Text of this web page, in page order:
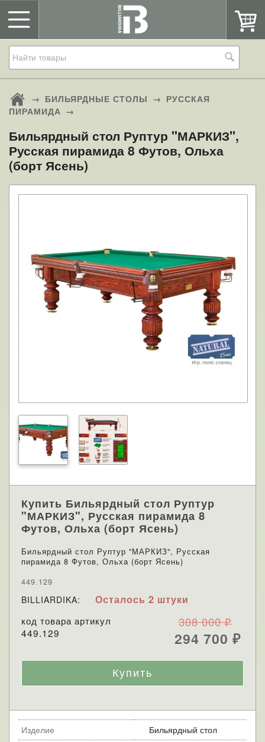
→ БИЛЬЯРДНЫЕ СТОЛЫ → РУССКАЯ
ПИРАМИДА →
Бильярдный стол Руптур "МАРКИЗ",
Русская пирамида 8 Футов, Ольха
(борт Ясень)
Купить Бильярдный стол Руптур
"МАРКИЗ", Русская пирамида 8
Футов, Ольха (борт Ясень)
Бильярдный стол Руптур "МАРКИЗ", Русская
пирамида 8 Футов, Ольха (борт Ясень)
449.129
BILLIARDIKA: Осталось 2 штуки
код товара артикул
449.129
308 000₽
294 700 ₽
Изделие
Бильярдный стол